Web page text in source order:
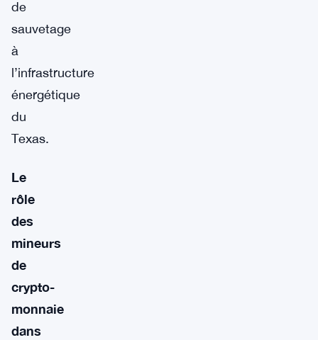
de
sauvetage
à
l’infrastructure
énergétique
du
Texas.
Le
rôle
des
mineurs
de
crypto-
monnaie
dans